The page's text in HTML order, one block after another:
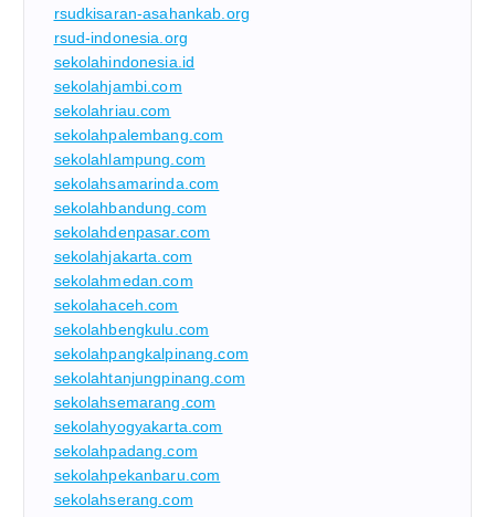
rsudkisaran-asahankab.org
rsud-indonesia.org
sekolahindonesia.id
sekolahjambi.com
sekolahriau.com
sekolahpalembang.com
sekolahlampung.com
sekolahsamarinda.com
sekolahbandung.com
sekolahdenpasar.com
sekolahjakarta.com
sekolahmedan.com
sekolahaceh.com
sekolahbengkulu.com
sekolahpangkalpinang.com
sekolahtanjungpinang.com
sekolahsemarang.com
sekolahyogyakarta.com
sekolahpadang.com
sekolahpekanbaru.com
sekolahserang.com